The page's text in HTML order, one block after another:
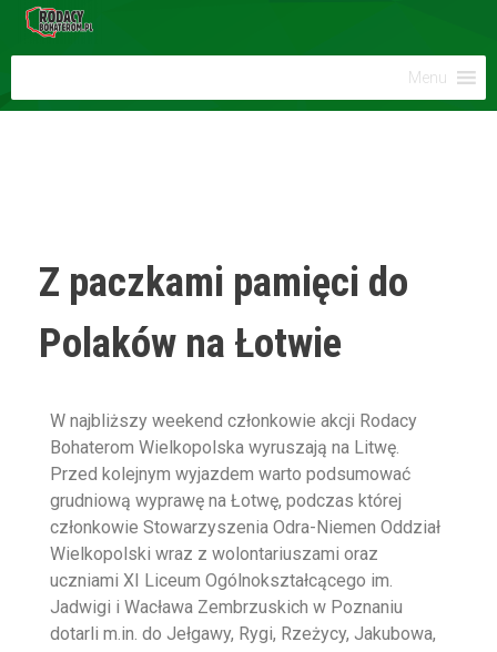
Menu
Z paczkami pamięci do
Polaków na Łotwie
W najbliższy weekend członkowie akcji Rodacy
Bohaterom Wielkopolska wyruszają na Litwę.
Przed kolejnym wyjazdem warto podsumować
grudniową wyprawę na Łotwę, podczas której
członkowie Stowarzyszenia Odra-Niemen Oddział
Wielkopolski wraz z wolontariuszami oraz
uczniami XI Liceum Ogólnokształcącego im.
Jadwigi i Wacława Zembrzuskich w Poznaniu
dotarli m.in. do Jełgawy, Rygi, Rzeżycy, Jakubowa,